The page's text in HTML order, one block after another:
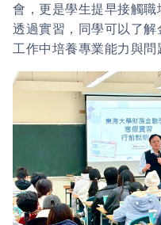
會，更是學生提早接觸職
透過實習，同學可以了
工作中培養專業能力與問